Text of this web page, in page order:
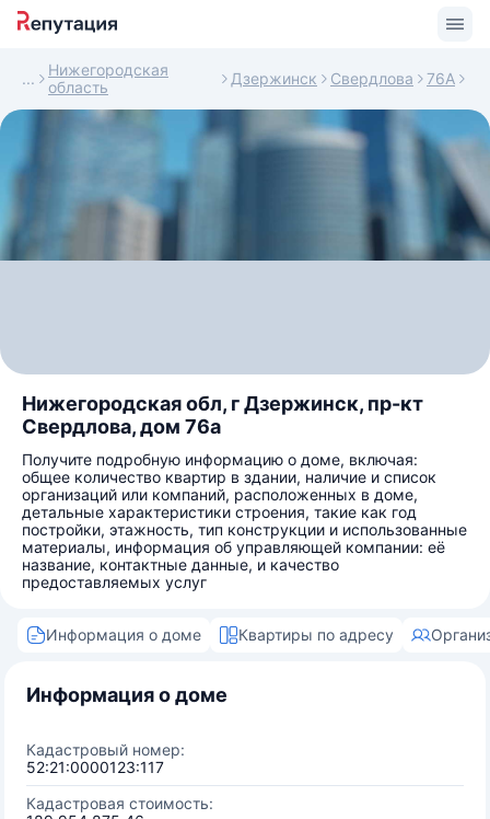
Нижегородская
область
Дзержинск Свердлова 76А
Нижегородская обл, г Дзержинск, пр-кт
Свердлова, дом 76а
Получите подробную информацию о доме, включая:
общее количество квартир в здании, наличие и список
организаций или компаний, расположенных в доме,
детальные характеристики строения, такие как год
постройки, этажность, тип конструкции и использованные
материалы, информация об управляющей компании: её
название, контактные данные, и качество
предоставляемых услуг
Информация о доме Квартиры по адресу
Информация о доме
Кадастровый номер:
52:21:0000123:117
Кадастровая стоимость: